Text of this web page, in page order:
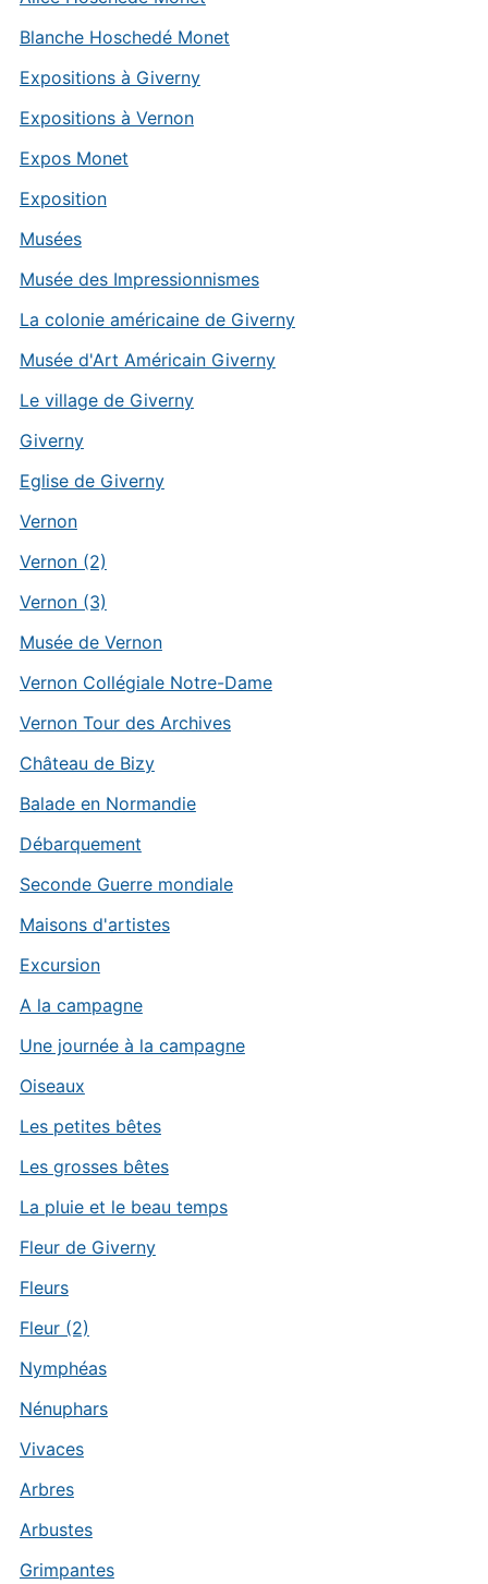
Blanche Hoschedé Monet
Expositions à Giverny
Expositions à Vernon
Expos Monet
Exposition
Musées
Musée des Impressionnismes
La colonie américaine de Giverny
Musée d'Art Américain Giverny
Le village de Giverny
Giverny
Eglise de Giverny
Vernon
Vernon (2)
Vernon (3)
Musée de Vernon
Vernon Collégiale Notre-Dame
Vernon Tour des Archives
Château de Bizy
Balade en Normandie
Débarquement
Seconde Guerre mondiale
Maisons d'artistes
Excursion
A la campagne
Une journée à la campagne
Oiseaux
Les petites bêtes
Les grosses bêtes
La pluie et le beau temps
Fleur de Giverny
Fleurs
Fleur (2)
Nymphéas
Nénuphars
Vivaces
Arbres
Arbustes
Grimpantes